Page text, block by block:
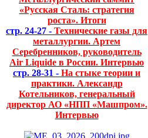
«Русская Сталь: стратегия
роста». Итоги
стр. 24-27 - Технические газы для
металлургии. Артем
Серебренников, руководитель
Air Liquide в России. Интервью
стр. 28-31 - На стыке теории и
практики. Александр
Котельников, генеральный
директор АО «НПП «Машпром».
Интервью